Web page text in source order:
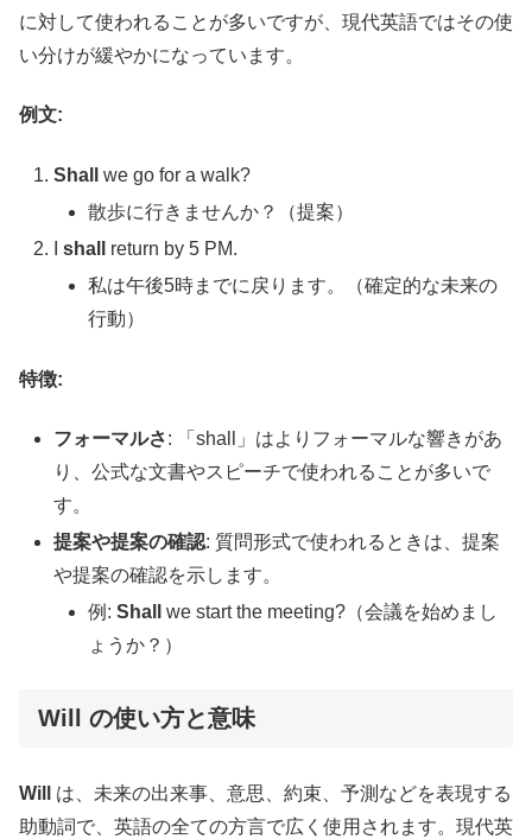
に対して使われることが多いですが、現代英語ではその使
い分けが緩やかになっています。
例文:
Shall
we go for a walk?
散歩に行きませんか？（提案）
Ishall
return by 5 PM.
私は午後5時までに戻ります。（確定的な未来の
行動）
特徴:
フォーマルさ: 「shall」はよりフォーマルな響きがあ
り、公式な文書やスピーチで使われることが多いで
す。
提案や提案の確認: 質問形式で使われるときは、提案
や提案の確認を示します。
例:Shall
we start the meeting?（会議を始めまし
ょうか？）
Will の使い方と意味
Will
は、未来の出来事、意思、約束、予測などを表現する
助動詞で、英語の全ての方言で広く使用されます。現代英